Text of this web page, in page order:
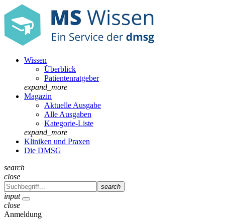
Wissen
Überblick
Patientenratgeber
expand_more
Magazin
Aktuelle Ausgabe
Alle Ausgaben
Kategorie-Liste
expand_more
Kliniken und Praxen
Die DMSG
search
close
search
input
close
Anmeldung